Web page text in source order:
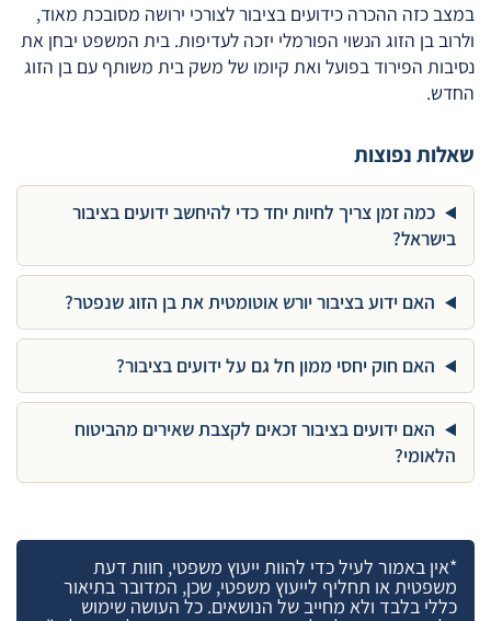
במצב כזה ההכרה כידועים בציבור לצורכי ירושה מסובכת מאוד,
ולרוב בן הזוג הנשוי הפורמלי יזכה לעדיפות. בית המשפט יבחן את
נסיבות הפירוד בפועל ואת קיומו של משק בית משותף עם בן הזוג
החדש.
שאלות נפוצות
כמה זמן צריך לחיות יחד כדי להיחשב ידועים בציבור
בישראל?
האם ידוע בציבור יורש אוטומטית את בן הזוג שנפטר?
האם חוק יחסי ממון חל גם על ידועים בציבור?
האם ידועים בציבור זכאים לקצבת שאירים מהביטוח
הלאומי?
*אין באמור לעיל כדי להוות ייעוץ משפטי, חוות דעת
משפטית או תחליף לייעוץ משפטי, שכן, המדובר בתיאור
כללי בלבד ולא מחייב של הנושאים. כל העושה שימוש